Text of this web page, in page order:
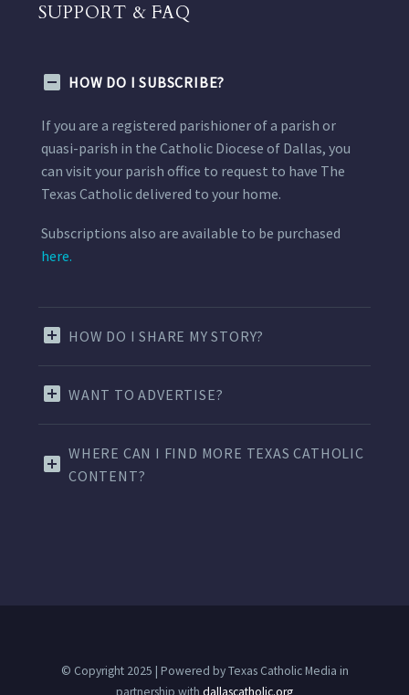
SUPPORT & FAQ
HOW DO I SUBSCRIBE?
If you are a registered parishioner of a parish or
quasi-parish in the Catholic Diocese of Dallas, you
can visit your parish office to request to have The
Texas Catholic delivered to your home.
Subscriptions also are available to be purchased
here.
HOW DO I SHARE MY STORY?
WANT TO ADVERTISE?
WHERE CAN I FIND MORE TEXAS CATHOLIC
CONTENT?
© Copyright 2025 | Powered by Texas Catholic Media in
partnership with dallascatholic.org